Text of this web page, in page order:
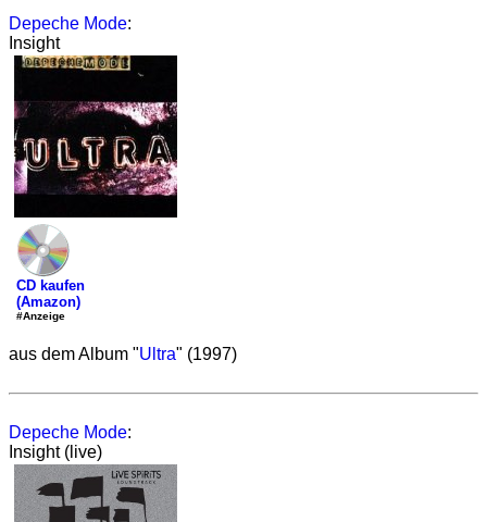
Depeche Mode:
Insight
CD kaufen
(Amazon)
#Anzeige
aus dem Album "Ultra" (1997)
Depeche Mode:
Insight (live)